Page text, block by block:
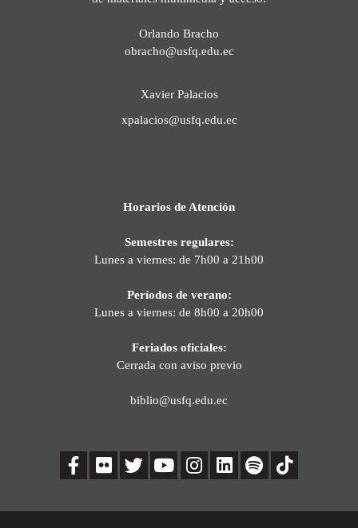
Orlando Bracho
obracho@usfq.edu.ec
Xavier Palacios
xpalacios@usfq.edu.ec
Horarios de Atención
Semestres regulares:
Lunes a viernes: de 7h00 a 21h00
Períodos de verano:
Lunes a viernes: de 8h00 a 20h00
Feriados oficiales:
Cerrada con aviso previo
biblio@usfq.edu.ec